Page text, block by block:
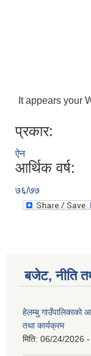
It appears your
प्रकार:
ऐन
आर्थिक वर्ष:
७६/७७
बजेट, नीति
हेलम्बु गाउँपालिकाको
तथा कार्यक्रम
मिति: 06/24/2026